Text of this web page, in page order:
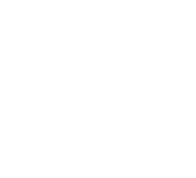
world.
Sellers (Game of Thrones),
Tomorrow, Marvels Agents Of
(Avengers, Black Panther),
Susanne Wuest (
Dr Who).